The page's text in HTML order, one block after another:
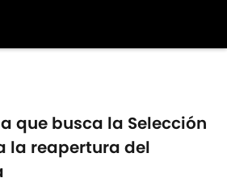
que busca la Selección
la reapertura del